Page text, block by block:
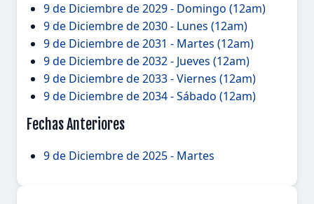
9 de Diciembre de 2029 - Domingo (12am)
9 de Diciembre de 2030 - Lunes (12am)
9 de Diciembre de 2031 - Martes (12am)
9 de Diciembre de 2032 - Jueves (12am)
9 de Diciembre de 2033 - Viernes (12am)
9 de Diciembre de 2034 - Sábado (12am)
Fechas Anteriores
9 de Diciembre de 2025 - Martes